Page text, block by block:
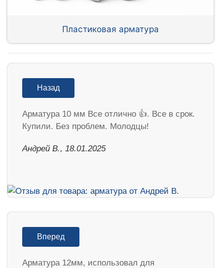
Пластиковая арматура
Назад
Арматура 10 мм Все отлично 👍. Все в срок.
Купили. Без проблем. Молодцы!
Андрей В., 18.01.2025
Вперед
Арматура 12мм, использовал для